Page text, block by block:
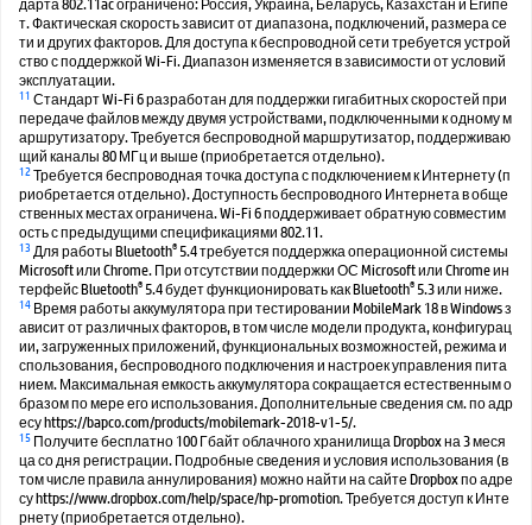
т. Фактическая скорость зависит от диапазона, подключений, размера се
ти и других факторов. Для доступа к беспроводной сети требуется устрой
ство с поддержкой Wi-Fi. Диапазон изменяется в зависимости от условий
эксплуатации.
11 Стандарт Wi-Fi 6 разработан для поддержки гигабитных скоростей при
передаче файлов между двумя устройствами, подключенными к одному м
аршрутизатору. Требуется беспроводной маршрутизатор, поддерживаю
щий каналы 80 МГц и выше (приобретается отдельно).
12Требуется беспроводная точка доступа с подключением к Интернету (п
риобретается отдельно). Доступность беспроводного Интернета в обще
ственных местах ограничена. Wi-Fi 6 поддерживает обратную совместим
ость с предыдущими спецификациями 802.11.
13 Для работы Bluetooth® 5.4 требуется поддержка операционной системы
Microsoft или Chrome. При отсутствии поддержки ОС Microsoft или Chrome ин
терфейс Bluetooth® 5.4 будет функционировать как Bluetooth® 5.3 или ниже.
14 Время работы аккумулятора при тестировании MobileMark 18 в Windows з
ависит от различных факторов, в том числе модели продукта, конфигурац
ии, загруженных приложений, функциональных возможностей, режима и
спользования, беспроводного подключения и настроек управления пита
нием. Максимальная емкость аккумулятора сокращается естественным о
бразом по мере его использования. Дополнительные сведения см. по адр
есу https://bapco.com/products/mobilemark-2018-v1-5/.
15 Получите бесплатно 100 Гбайт облачного хранилища Dropbox на 3 меся
ца со дня регистрации. Подробные сведения и условия использования (в
том числе правила аннулирования) можно найти на сайте Dropbox по адре
су https://www.dropbox.com/help/space/hp-promotion. Требуется доступ к Инте
рнету (приобретается отдельно).